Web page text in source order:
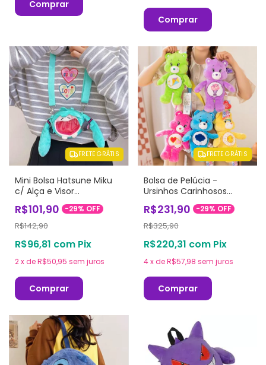
Comprar
Comprar
FRETE GRÁTIS
Mini Bolsa Hatsune Miku
c/ Alça e Visor
transparente
R$101,90 -29% OFF
R$142,90
R$96,81 com Pix
2xdeR$50,95 sem juros
Comprar
FRETE GRÁTIS
Bolsa de Pelúcia -
Ursinhos Carinhosos
(Care Bears)
R$231,90 -29% OFF
R$325,90
R$220,31 com Pix
4 xdeR$57,98 sem juros
Comprar